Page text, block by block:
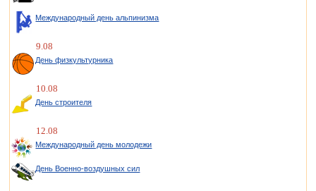
Международный день альпинизма
9.08
День физкультурника
10.08
День строителя
12.08
Международный день молодежи
День Военно-воздушных сил